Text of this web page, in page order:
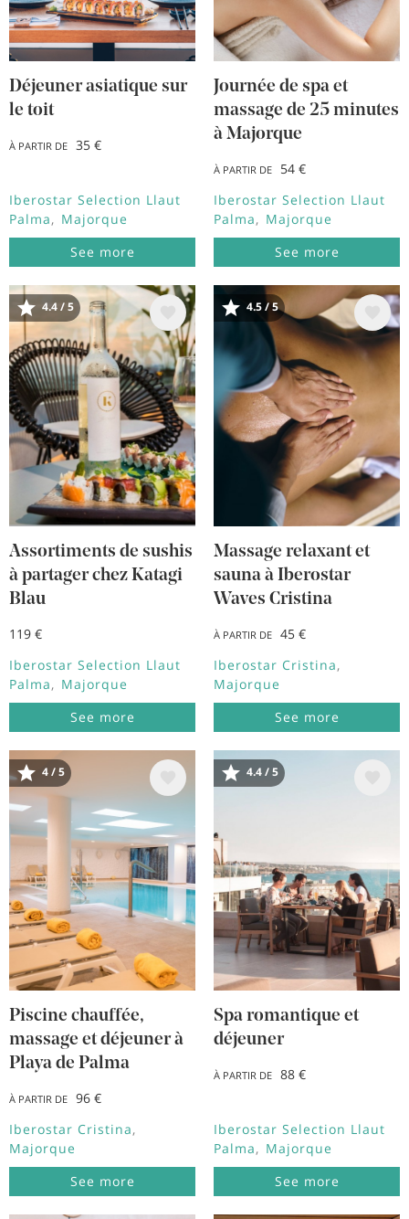
Déjeuner asiatique sur
le toit
À PARTIR DE 35 €
Iberostar Selection Llaut
Palma
Majorque
See more
Journée de spa et
massage de 25 minutes
à Majorque
À PARTIR DE
54 €
Iberostar Selection Llaut
Palma
Majorque
See more
Image
4.4 / 5
Assortiments de sushis
à partager chez Katagi
Blau
119 €
Iberostar Selection Llaut
Palma
Majorque
See more
Image
4.5 / 5
Massage relaxant et
sauna à Iberostar
Waves Cristina
À PARTIR DE
45 €
Iberostar Cristina
Majorque
See more
Image
4 / 5
Piscine chauffée,
massage et déjeuner à
Playa de Palma
À PARTIR DE
96 €
Iberostar Cristina
Majorque
See more
Image
4.4 / 5
Spa romantique et
déjeuner
À PARTIR DE 88 €
Iberostar Selection Llaut
Palma
Majorque
See more